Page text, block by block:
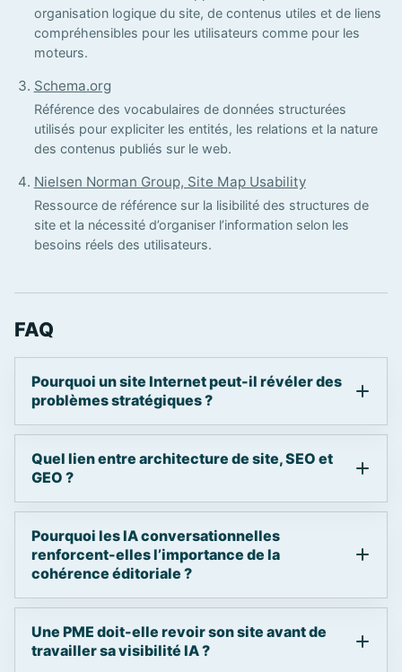
organisation logique du site, de contenus utiles et de liens
compréhensibles pour les utilisateurs comme pour les
moteurs.
Schema.org
Référence des vocabulaires de données structurées
utilisés pour expliciter les entités, les relations et la nature
des contenus publiés sur le web.
Nielsen Norman Group, Site Map Usability
Ressource de référence sur la lisibilité des structures de
site et la nécessité d’organiser l’information selon les
besoins réels des utilisateurs.
FAQ
Pourquoi un site Internet peut-il révéler des
problèmes stratégiques ?
Quel lien entre architecture de site, SEO et
GEO ?
Pourquoi les IA conversationnelles
renforcent-elles l’importance de la
cohérence éditoriale ?
Une PME doit-elle revoir son site avant de
travailler sa visibilité IA ?